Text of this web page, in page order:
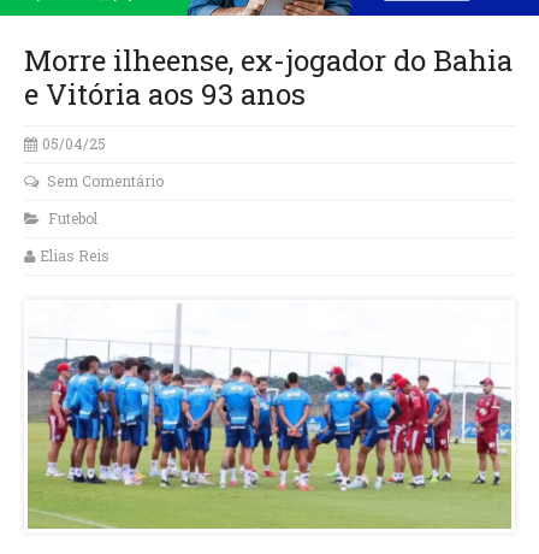
Morre ilheense, ex-jogador do Bahia
e Vitória aos 93 anos
05/04/25
Sem Comentário
Futebol
Elias Reis